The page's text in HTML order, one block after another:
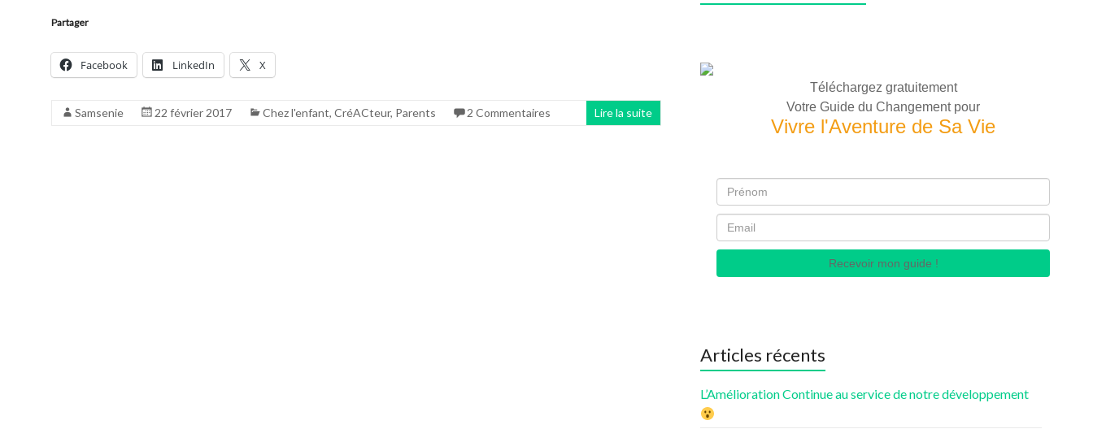
Partager
Facebook LinkedIn X
Samsenie 22 février 2017 Chez l'enfant, CréACteur, Parents 2 Commentaires Lire la suite
Téléchargez gratuitement
Votre Guide du Changement pour
Vivre l'Aventure de Sa Vie
Recevoir mon guide !
Articles récents
L’Amélioration Continue au service de notre développement